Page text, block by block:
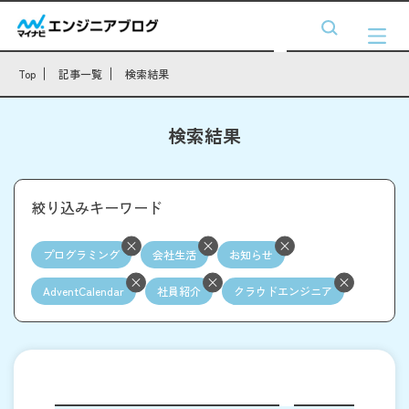
Top 記事一覧 検索結果
検索結果
絞り込みキーワード
プログラミング 会社生活 お知らせ
AdventCalendar 社員紹介 クラウドエンジニア